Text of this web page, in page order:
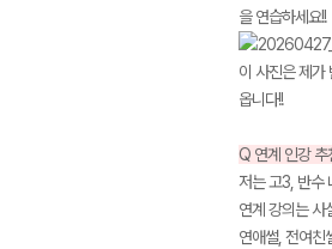
을 연습하세요!!
이 사진은 제가
옵니다!!
Q 연계 인강
저는 고3, 반수
연계 강의는 사
연애썰, 전여친